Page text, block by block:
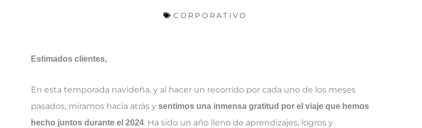
CORPORATIVO
Estimados clientes,
En esta temporada navideña, y al hacer un recorrido por cada uno de los meses
pasados, miramos hacia atrás y sentimos una inmensa gratitud por el viaje que hemos
hecho juntos durante el 2024. Ha sido un año lleno de aprendizajes, logros y